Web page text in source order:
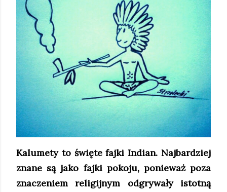
Kalumety to święte fajki Indian. Najbardziej
znane są jako fajki pokoju, ponieważ poza
znaczeniem religijnym odgrywały istotną